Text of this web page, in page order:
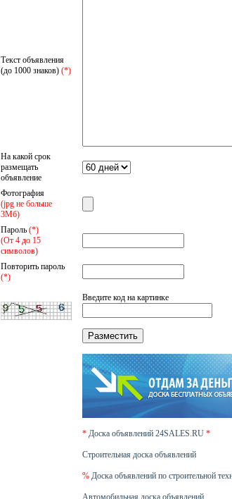
Текст объявления
(до 1000 знаков) (*)
На какой срок
размещать
объявление
Фотография
(jpg не больше
3Мб)
Пароль (*)
(От 4 до 15
символов)
Повторить пароль
(*)
Введите код на картинке
* Доска объявлений 24SALES.RU *
Строительная доска объявлений
% Доска объявлений по строительной
Автомобильная доска объявлений